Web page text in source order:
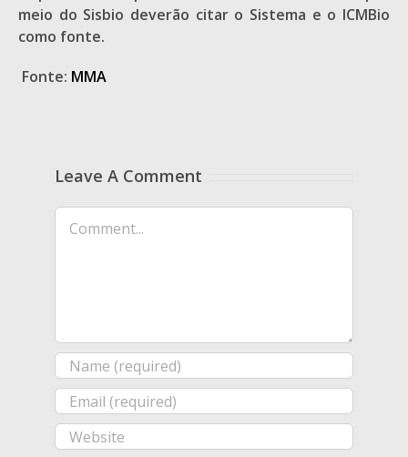
meio do Sisbio deverão citar o Sistema e o ICMBio
como fonte.
Fonte: MMA
Leave A Comment
Comment